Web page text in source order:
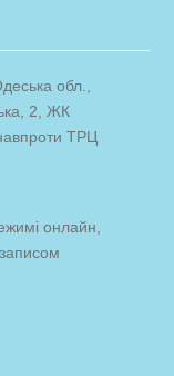
обл.,
2, ЖК
ТРЦ
онлайн,